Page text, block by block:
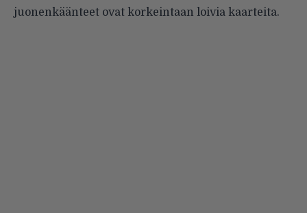
juonenkäänteet ovat korkeintaan loivia kaarteita.